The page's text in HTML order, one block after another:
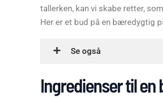
tallerken, kan vi skabe retter,
Her er et bud på en bæredygtig
Se også
Ingredienser til